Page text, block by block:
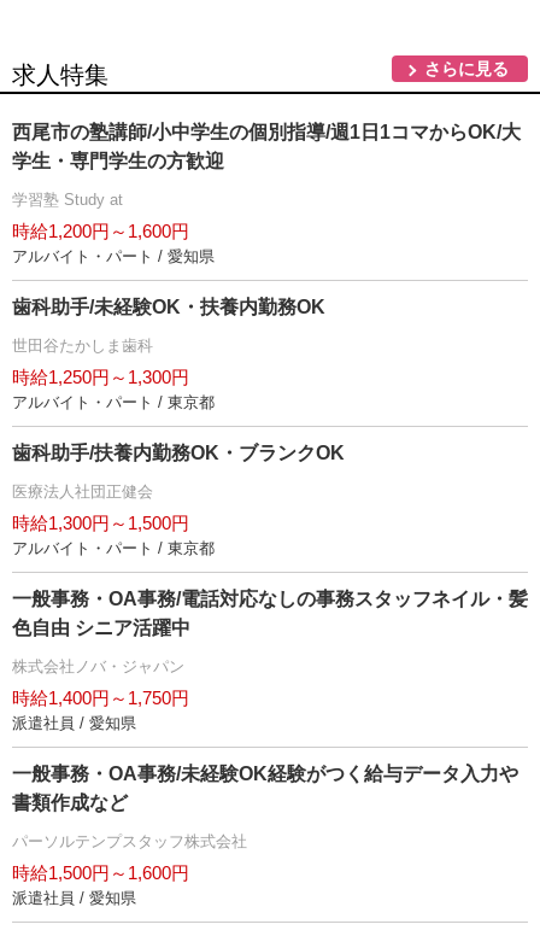
求人特集 さらに見る
西尾市の塾講師/小中学生の個別指導/週1日1コマからOK/大
学生・専門学生の方歓迎
学習塾 Study at
時給1,200円～1,600円
アルバイト・パート / 愛知県
歯科助手/未経験OK・扶養内勤務OK
世田谷たかしま歯科
時給1,250円～1,300円
アルバイト・パート / 東京都
歯科助手/扶養内勤務OK・ブランクOK
医療法人社団正健会
時給1,300円～1,500円
アルバイト・パート / 東京都
一般事務・OA事務/電話対応なしの事務スタッフネイル・髪
色自由 シニア活躍中
株式会社ノバ・ジャパン
時給1,400円～1,750円
派遣社員 / 愛知県
一般事務・OA事務/未経験OK経験がつく給与データ入力
書類作成など
パーソルテンプスタッフ株式会社
時給1,500円～1,600円
派遣社員 / 愛知県